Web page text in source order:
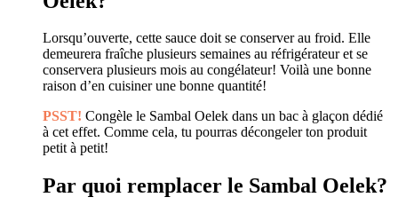
Lorsqu’ouverte, cette sauce doit se conserver au froid. Elle
demeurera fraîche plusieurs semaines au réfrigérateur et se
conservera plusieurs mois au congélateur! Voilà une bonne
raison d’en cuisiner une bonne quantité!
PSST! Congèle le Sambal Oelek dans un bac à glaçon dédié
à cet effet. Comme cela, tu pourras décongeler ton produit
petit à petit!
Par quoi remplacer le Sambal Oelek?